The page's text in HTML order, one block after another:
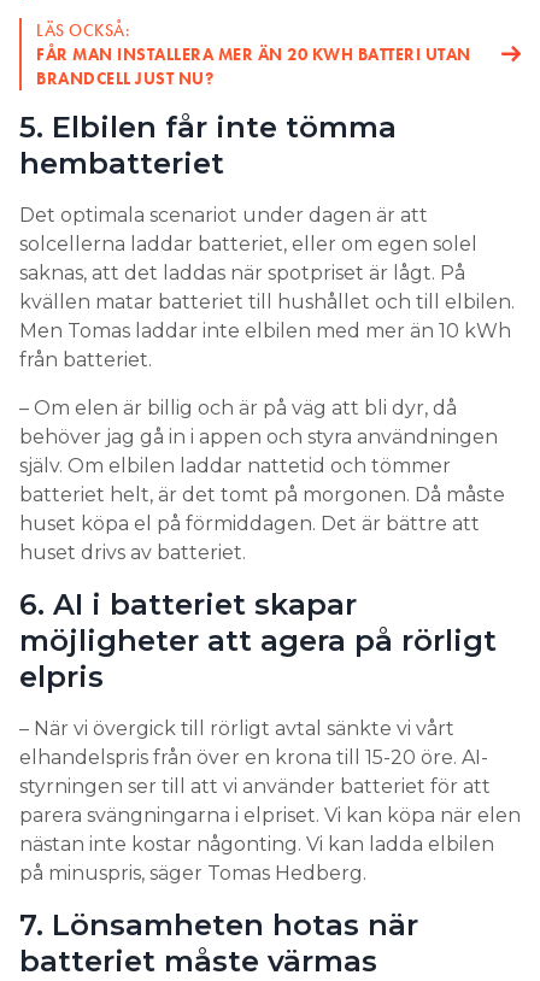
LÄS OCKSÅ:
FÅR MAN INSTALLERA MER ÄN 20 KWH BATTERI UTAN
BRANDCELL JUST NU?
5. Elbilen får inte tömma
hembatteriet
Det optimala scenariot under dagen är att
solcellerna laddar batteriet, eller om egen solel
saknas, att det laddas när spotpriset är lågt. På
kvällen matar batteriet till hushållet och till elbilen.
Men Tomas laddar inte elbilen med mer än 10 kWh
från batteriet.
– Om elen är billig och är på väg att bli dyr, då
behöver jag gå in i appen och styra användningen
själv. Om elbilen laddar nattetid och tömmer
batteriet helt, är det tomt på morgonen. Då måste
huset köpa el på förmiddagen. Det är bättre att
huset drivs av batteriet.
6. AI i batteriet skapar
möjligheter att agera på rörligt
elpris
– När vi övergick till rörligt avtal sänkte vi vårt
elhandelspris från över en krona till 15-20 öre. AI-
styrningen ser till att vi använder batteriet för att
parera svängningarna i elpriset. Vi kan köpa när elen
nästan inte kostar någonting. Vi kan ladda elbilen
på minuspris, säger Tomas Hedberg.
7. Lönsamheten hotas när
batteriet måste värmas